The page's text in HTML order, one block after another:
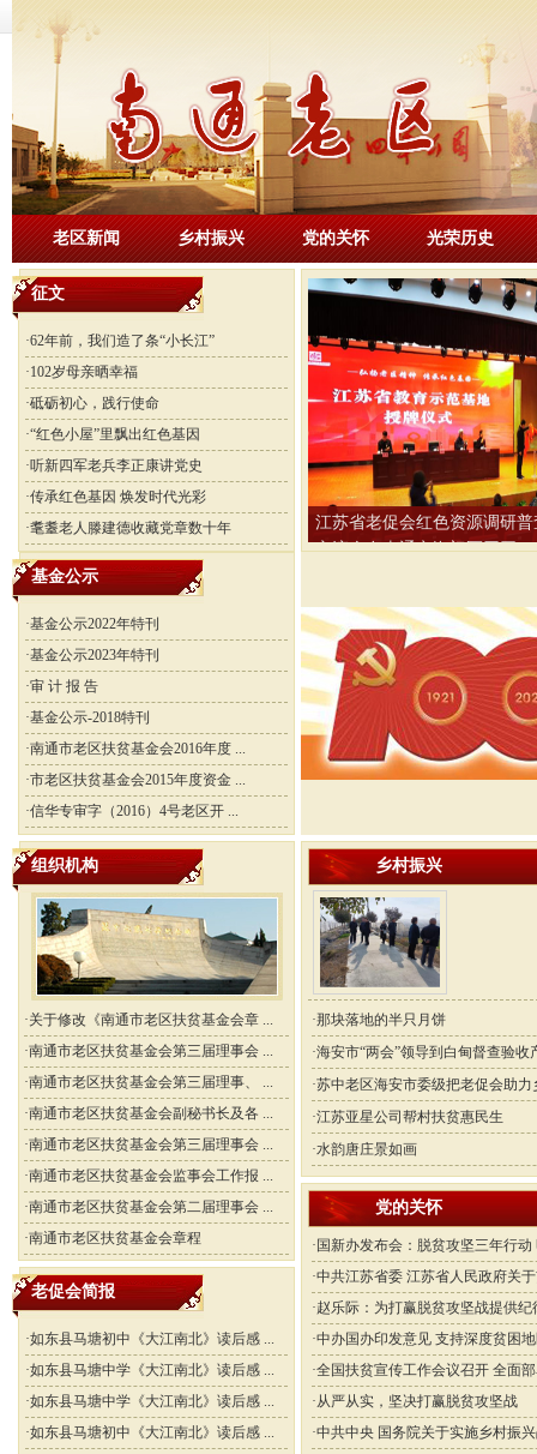
老区新闻 乡村振兴 党的关怀 光荣历史
征文
·62年前，我们造了条“小长江”
·102岁母亲晒幸福
·砥砺初心，践行使命
·“红色小屋”里飘出红色基因
·听新四军老兵李正康讲党史
·传承红色基因 焕发时代光彩
·耄耋老人滕建德收藏党章数十年
江苏省老促会红色资源调研
交流会在南通市海门区召开
基金公示
·基金公示2022年特刊
·基金公示2023年特刊
·审 计 报 告
·基金公示-2018特刊
·南通市老区扶贫基金会2016年度 ...
·市老区扶贫基金会2015年度资金 ...
·信华专审字（2016）4号老区开 ...
组织机构
·关于修改《南通市老区扶贫基金会章 ...
·南通市老区扶贫基金会第三届理事会 ...
·南通市老区扶贫基金会第三届理事、 ...
·南通市老区扶贫基金会副秘书长及各 ...
·南通市老区扶贫基金会第三届理事会 ...
·南通市老区扶贫基金会监事会工作报 ...
·南通市老区扶贫基金会第二届理事会 ...
·南通市老区扶贫基金会章程
老促会简报
·如东县马塘初中《大江南北》读后感 ...
·如东县马塘中学《大江南北》读后感 ...
·如东县马塘中学《大江南北》读后感 ...
·如东县马塘初中《大江南北》读后感 ...
乡村振兴
·那块落地的半只月饼
·海安市“两会”领导到白甸督查验收
·苏中老区海安市委级把老促会助
·江苏亚星公司帮村扶贫惠民生
·水韵唐庄景如画
党的关怀
· 国新办发布会：脱贫攻坚三年行动
·中共江苏省委 江苏省人民政府关
·赵乐际：为打赢脱贫攻坚战提供纪
·中办国办印发意见 支持深度贫困
·全国扶贫宣传工作会议召开 全面
·从严从实，坚决打赢脱贫攻坚战
·中共中央 国务院关于实施乡村振